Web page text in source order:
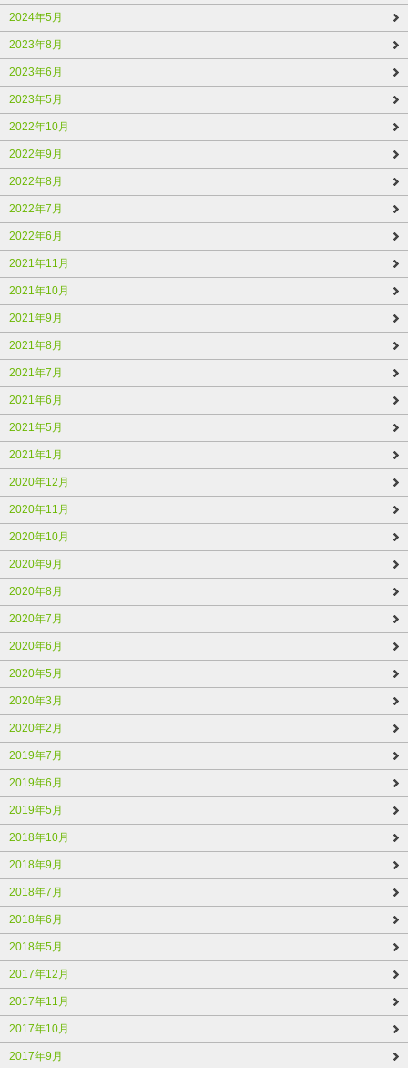
2024年5月
2023年8月
2023年6月
2023年5月
2022年10月
2022年9月
2022年8月
2022年7月
2022年6月
2021年11月
2021年10月
2021年9月
2021年8月
2021年7月
2021年6月
2021年5月
2021年1月
2020年12月
2020年11月
2020年10月
2020年9月
2020年8月
2020年7月
2020年6月
2020年5月
2020年3月
2020年2月
2019年7月
2019年6月
2019年5月
2018年10月
2018年9月
2018年7月
2018年6月
2018年5月
2017年12月
2017年11月
2017年10月
2017年9月